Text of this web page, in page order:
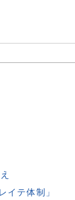
イテ体制」